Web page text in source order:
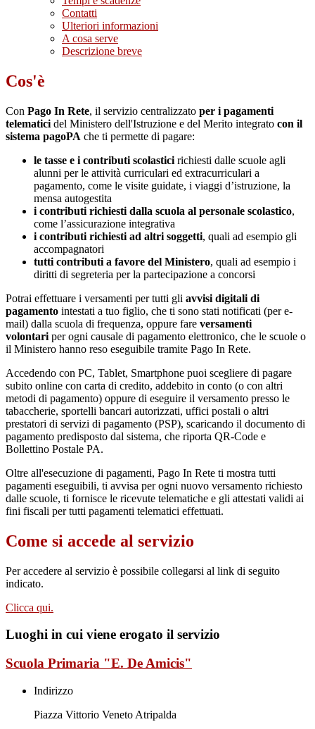
Contatti
Ulteriori informazioni
A cosa serve
Descrizione breve
Cos'è
Con Pago In Rete, il servizio centralizzato per i pagamenti
telematici del Ministero dell'Istruzione e del Merito integrato con il
sistema pagoPA che ti permette di pagare:
le tasse e i contributi scolastici richiesti dalle scuole agli
alunni per le attività curriculari ed extracurriculari a
pagamento, come le visite guidate, i viaggi d’istruzione, la
mensa autogestita
i contributi richiesti dalla scuola al personale scolastico,
come l’assicurazione integrativa
i contributi richiesti ad altri soggetti, quali ad esempio gli
accompagnatori
tutti contributi a favore del Ministero, quali ad esempio i
diritti di segreteria per la partecipazione a concorsi
Potrai effettuare i versamenti per tutti gli avvisi digitali di
pagamento intestati a tuo figlio, che ti sono stati notificati (per e-
mail) dalla scuola di frequenza, oppure fare versamenti
volontari per ogni causale di pagamento elettronico, che le scuole o
il Ministero hanno reso eseguibile tramite Pago In Rete.
Accedendo con PC, Tablet, Smartphone puoi scegliere di pagare
subito online con carta di credito, addebito in conto (o con altri
metodi di pagamento) oppure di eseguire il versamento presso le
tabaccherie, sportelli bancari autorizzati, uffici postali o altri
prestatori di servizi di pagamento (PSP), scaricando il documento di
pagamento predisposto dal sistema, che riporta QR-Code e
Bollettino Postale PA.
Oltre all'esecuzione di pagamenti, Pago In Rete ti mostra tutti
pagamenti eseguibili, ti avvisa per ogni nuovo versamento richiesto
dalle scuole, ti fornisce le ricevute telematiche e gli attestati validi ai
fini fiscali per tutti pagamenti telematici effettuati.
Come si accede al servizio
Per accedere al servizio è possibile collegarsi al link di seguito
indicato.
Clicca qui.
Luoghi in cui viene erogato il servizio
Scuola Primaria "E. De Amicis"
Indirizzo
Piazza Vittorio Veneto Atripalda